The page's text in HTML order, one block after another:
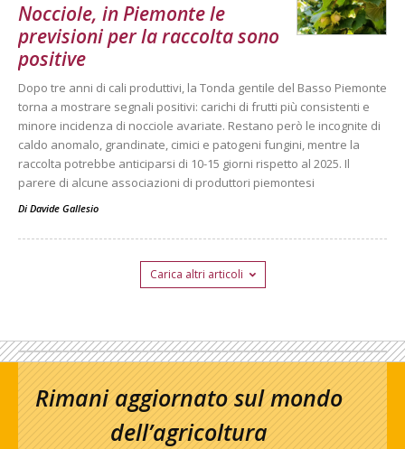
Nocciole, in Piemonte le
previsioni per la raccolta sono
positive
Dopo tre anni di cali produttivi, la Tonda gentile del Basso Piemonte
torna a mostrare segnali positivi: carichi di frutti più consistenti e
minore incidenza di nocciole avariate. Restano però le incognite di
caldo anomalo, grandinate, cimici e patogeni fungini, mentre la
raccolta potrebbe anticiparsi di 10-15 giorni rispetto al 2025. Il
parere di alcune associazioni di produttori piemontesi
Di Davide Gallesio
Carica altri articoli
Rimani aggiornato sul mondo
dell’agricoltura